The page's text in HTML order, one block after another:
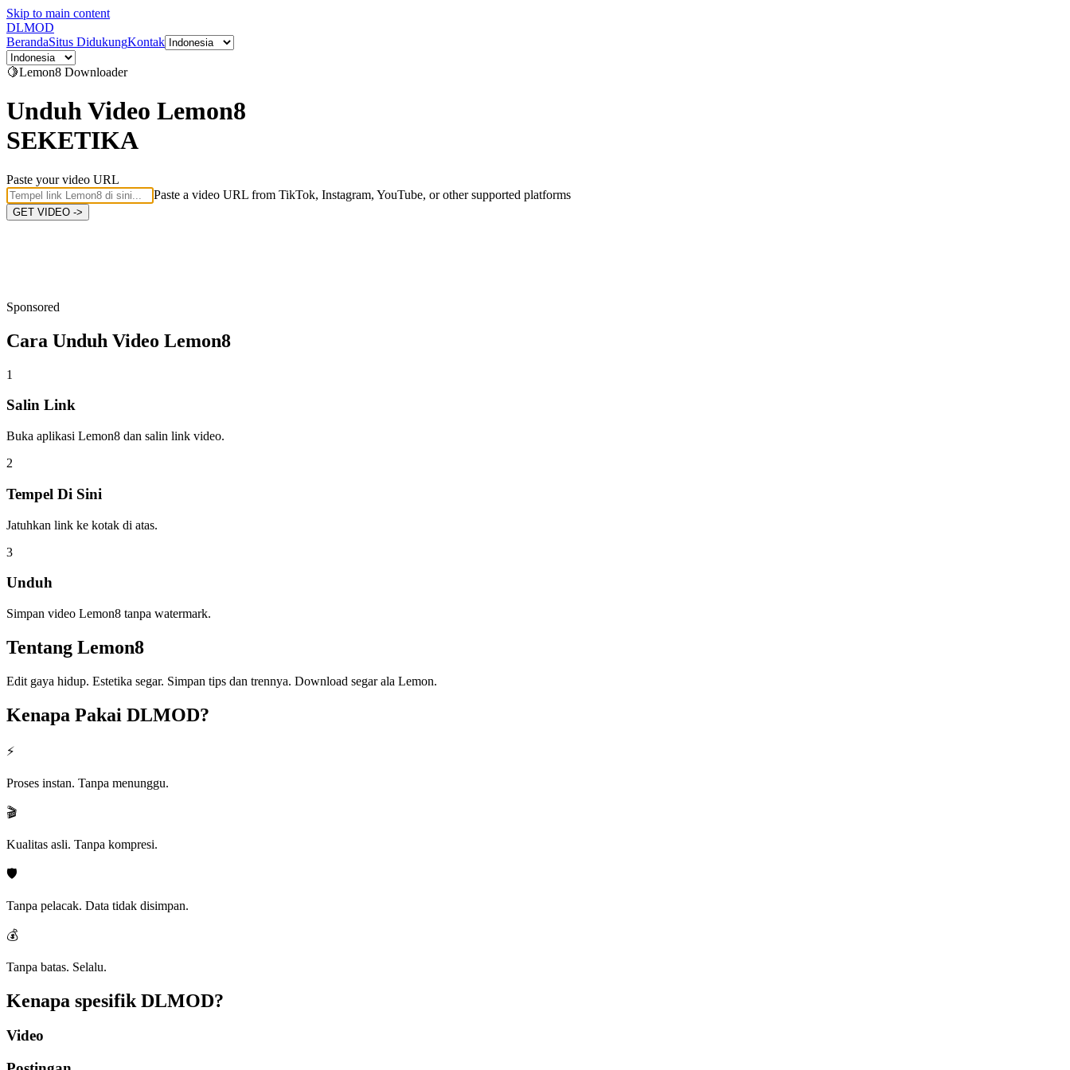
Skip to main content
DLMOD
BerandaSitus DidukungKontak
🍋Lemon8 Downloader
Unduh Video Lemon8
SEKETIKA
Paste your video URL
Paste a video URL from TikTok, Instagram, YouTube, or other supported platforms
GET VIDEO ->
Sponsored
Cara Unduh Video Lemon8
1
Salin Link
Buka aplikasi Lemon8 dan salin link video.
2
Tempel Di Sini
Jatuhkan link ke kotak di atas.
3
Unduh
Simpan video Lemon8 tanpa watermark.
Tentang Lemon8
Edit gaya hidup. Estetika segar. Simpan tips dan trennya. Download segar ala Lemon.
Kenapa Pakai DLMOD?
⚡
Proses instan. Tanpa menunggu.
🎬
Kualitas asli. Tanpa kompresi.
🛡️
Tanpa pelacak. Data tidak disimpan.
💰
Tanpa batas. Selalu.
Kenapa spesifik DLMOD?
Video